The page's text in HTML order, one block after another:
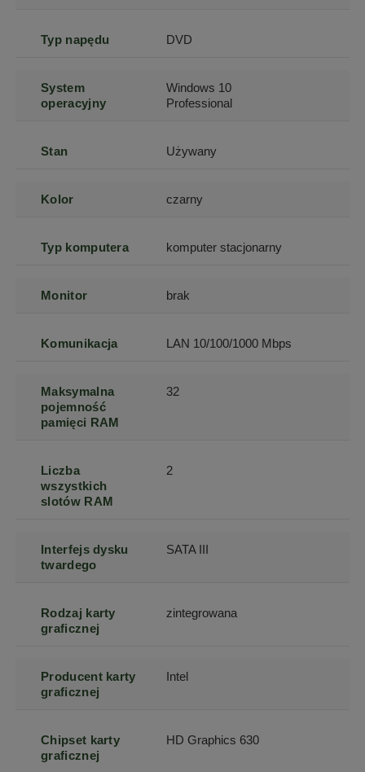
Typ napędu DVD
System
operacyjny
Windows 10
Professional
Stan Używany
Kolor czarny
Typ komputera komputer stacjonarny
Monitor brak
Komunikacja LAN 10/100/1000 Mbps
Maksymalna
pojemność
pamięci RAM
32
Liczba
wszystkich
slotów RAM
2
Interfejs dysku
twardego
SATA III
Rodzaj karty
graficznej
zintegrowana
Producent karty
graficznej
Intel
Chipset karty
graficznej
HD Graphics 630